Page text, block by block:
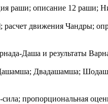
рaши; описание 12 рaши;
движения Чандры;
Даша и результаты
Двaдашaмша;
пропорциональная